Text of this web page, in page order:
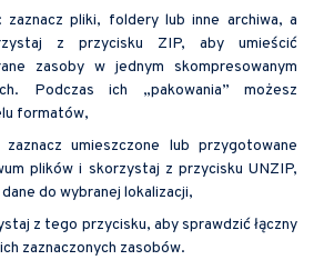
zaznacz pliki, foldery lub inne archiwa, a
z przycisku ZIP, aby umieścić
zasoby w jednym skompresowanym
Podczas ich „pakowania” możesz
formatów,
zaznacz umieszczone lub przygotowane
plików i skorzystaj z przycisku UNZIP,
do wybranej lokalizacji,
z tego przycisku, aby sprawdzić łączny
zaznaczonych zasobów.